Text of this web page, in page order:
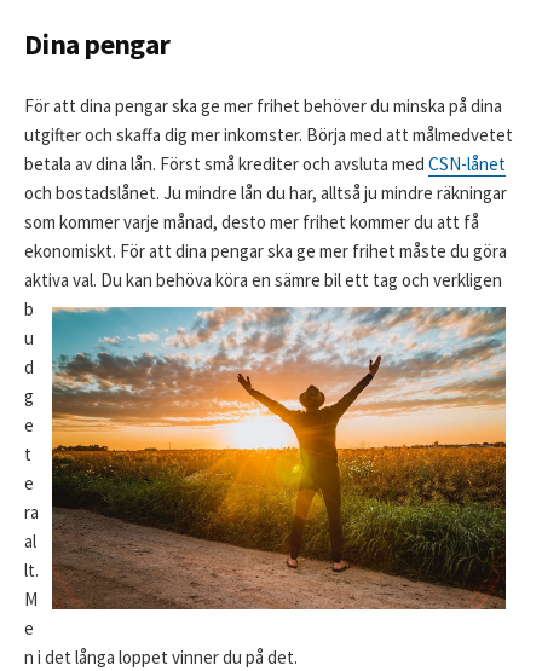
Dina pengar
För att dina pengar ska ge mer frihet behöver du minska på dina
utgifter och skaffa dig mer inkomster. Börja med att målmedvetet
betala av dina lån. Först små krediter och avsluta med CSN-lånet
och bostadslånet. Ju mindre lån du har, alltså ju mindre räkningar
som kommer varje månad, desto mer frihet kommer du att få
ekonomiskt. För att dina pengar ska ge mer frihet måste du göra
aktiva val. Du kan behöva köra en sämre bil ett tag och verkligen
b
u
d
g
e
t
e
ra
al
lt.
M
e
n i det långa loppet vinner du på det.